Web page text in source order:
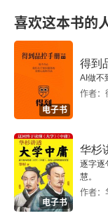
第二节 张君劢
儒家的文化观
第六章 从低潮
第一节 李大钊
第二节 李达对
第三节 毛泽东
《矛盾论》
喜欢这本书的
电子书
得到
AI做不
作者：
电子书
华杉
逐字逐
慧。
作者：